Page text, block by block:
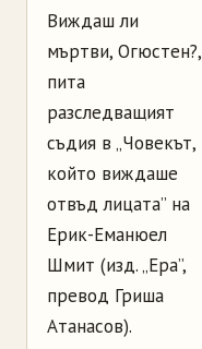
Виждаш ли
мъртви, Огюстен?,
пита
разследващият
съдия в „Човекът,
който виждаше
отвъд лицата” на
Ерик-Еманюел
Шмит (изд. „Ера”,
превод Гриша
Атанасов).